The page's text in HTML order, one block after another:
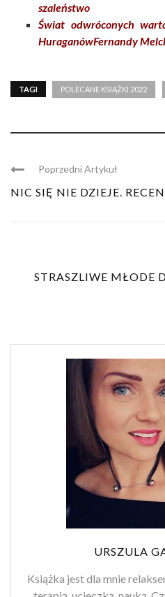
szaleństwo
Świat odwróconych
HuraganówFernandy
TAGI POLECANE KSIĄŻKI 2022
Poprzedni Artykuł
NIC SIĘ NIE DZIEJE.
STRASZLIWE MŁODE
URSZULA
Książka jest dla mnie